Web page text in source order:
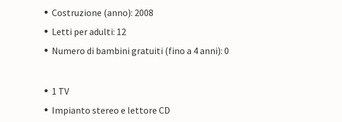
Costruzione (anno): 2008
Letti per adulti: 12
Numero di bambini gratuiti (fino a 4 anni): 0
1 TV
Impianto stereo e lettore CD